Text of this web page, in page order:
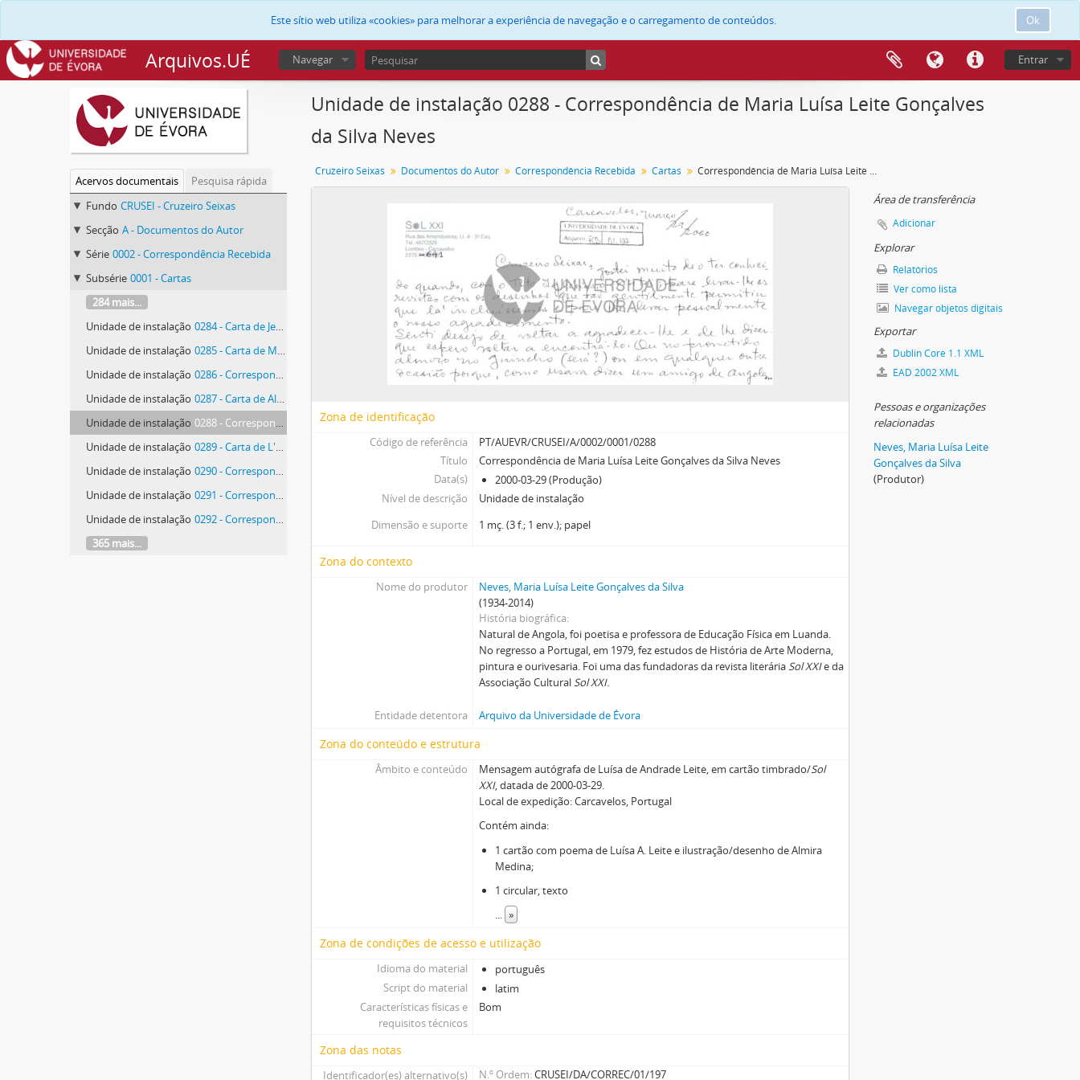
Ok
Este sítio web utiliza «cookies» para melhorar a experiência de navegação e o carregamento de conteúdos.
Arquivos.UÉ Entrar
Navegar
Acervos documentais
Pesquisa rápida
Fundo CRUSEI - Cruzeiro Seixas
Secção A - Documentos do Autor
Série 0002 - Correspondência Recebida
Subsérie 0001 - Cartas
284 mais...
Unidade de instalação 0284 - Carta de Jean-Clarence Lambert
Unidade de instalação 0285 - Carta de Maria Laura [Ramos]
Unidade de instalação 0286 - Correspondência de Paulo-Guilherme Tomáz Dúlio Ribeiro d'Eça Leal
Unidade de instalação 0287 - Carta de Almeida Leite
Unidade de instalação 0288 - Correspondência de Maria Luísa Leite Gonçalves da Silva Neves
Unidade de instalação 0289 - Carta de L'Or du Temps [Librairie/Galerie]
Unidade de instalação 0290 - Correspondência de André Shan Lima
Unidade de instalação 0291 - Correspondência de André Shan Lima
Unidade de instalação 0292 - Correspondência de André Shan Lima
365 mais...
Unidade de instalação 0288 - Correspondência de Maria Luísa Leite Gonçalves
da Silva Neves
Cruzeiro Seixas Documentos do Autor Correspondência Recebida Cartas Correspondência de Maria Luísa Leite Gonçalves da Silva Neves
Zona de identificação
Código de referência
PT/AUEVR/CRUSEI/A/0002/0001/0288
Título
Correspondência de Maria Luísa Leite Gonçalves da Silva Neves
Data(s)
2000-03-29 (Produção)
Nível de descrição
Unidade de instalação
Dimensão e suporte
1 mç. (3 f.; 1 env.); papel
Zona do contexto
Nome do produtor
Neves, Maria Luísa Leite Gonçalves da Silva
(1934-2014)
História biográfica
Natural de Angola, foi poetisa e professora de Educação Física em Luanda.
No regresso a Portugal, em 1979, fez estudos de História de Arte Moderna,
pintura e ourivesaria. Foi uma das fundadoras da revista literáriaSol XXIe da
Associação CulturalSol XXI.
Entidade detentora Arquivo da Universidade de Évora
Zona do conteúdo e estrutura
Âmbito e conteúdo Mensagem autógrafa de Luísa de Andrade Leite, em cartão timbrado/Sol
XXI, datada de 2000-03-29.
Local de expedição: Carcavelos, Portugal
Contém ainda:
1 cartão com poema de Luísa A. Leite e ilustração/desenho de Almira
Medina;
1 circular, texto
... »
Zona de condições de acesso e utilização
Idioma do material
português
Script do material
latim
Características físicas e
requisitos técnicos
Bom
Zona das notas
Identificador(es) alternativo(s) N.º Ordem CRUSEI/DA/CORREC/01/197
Área de transferência
Adicionar
Explorar
Relatórios
Ver como lista
Navegar objetos digitais
Exportar
Dublin Core 1.1 XML
EAD 2002 XML
Pessoas e organizações
relacionadas
Neves, Maria Luísa Leite
Gonçalves da Silva
(Produtor)